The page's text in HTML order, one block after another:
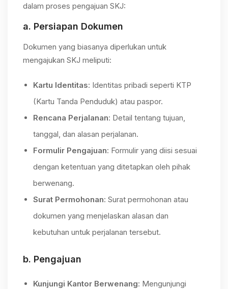
dalam proses pengajuan SKJ:
a. Persiapan Dokumen
Dokumen yang biasanya diperlukan untuk
mengajukan SKJ meliputi:
Kartu Identitas: Identitas pribadi seperti KTP
(Kartu Tanda Penduduk) atau paspor.
Rencana Perjalanan: Detail tentang tujuan,
tanggal, dan alasan perjalanan.
Formulir Pengajuan: Formulir yang diisi sesuai
dengan ketentuan yang ditetapkan oleh pihak
berwenang.
Surat Permohonan: Surat permohonan atau
dokumen yang menjelaskan alasan dan
kebutuhan untuk perjalanan tersebut.
b. Pengajuan
Kunjungi Kantor Berwenang: Mengunjungi